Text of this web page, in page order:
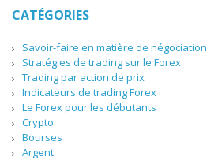
CATÉGORIES
Savoir-faire en matière de négociation
Stratégies de trading sur le Forex
Trading par action de prix
Indicateurs de trading Forex
Le Forex pour les débutants
Crypto
Bourses
Argent